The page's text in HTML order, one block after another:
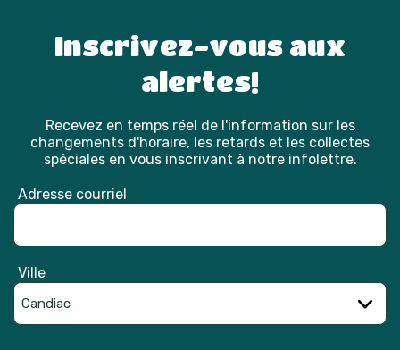
Inscrivez-vous aux
alertes!
Recevez en temps réel de l'information sur les
changements d'horaire, les retards et les collectes
spéciales en vous inscrivant à notre infolettre.
Adresse courriel
Ville